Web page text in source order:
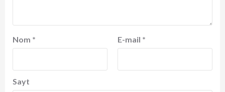
Nom * E-mail *
Sayt